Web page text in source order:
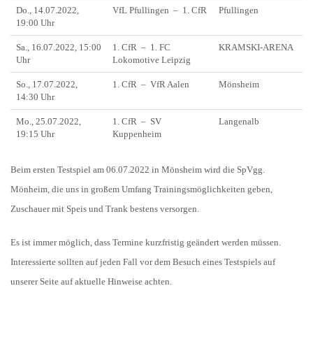
Do., 14.07.2022,
19:00 Uhr
VfL Pfullingen – 1. CfR Pfullingen
Sa., 16.07.2022, 15:00
Uhr
1. CfR – 1. FC
Lokomotive Leipzig
KRAMSKI-ARENA
So., 17.07.2022,
14:30 Uhr
1. CfR – VfR Aalen Mönsheim
Mo., 25.07.2022,
19:15 Uhr
1. CfR – SV
Kuppenheim
Langenalb
Beim ersten Testspiel am 06.07.2022 in Mönsheim wird die SpVgg.
Mönheim, die uns in großem Umfang Trainingsmöglichkeiten geben,
Zuschauer mit Speis und Trank bestens versorgen.
Es ist immer möglich, dass Termine kurzfristig geändert werden müssen.
Interessierte sollten auf jeden Fall vor dem Besuch eines Testspiels auf
unserer Seite auf aktuelle Hinweise achten.